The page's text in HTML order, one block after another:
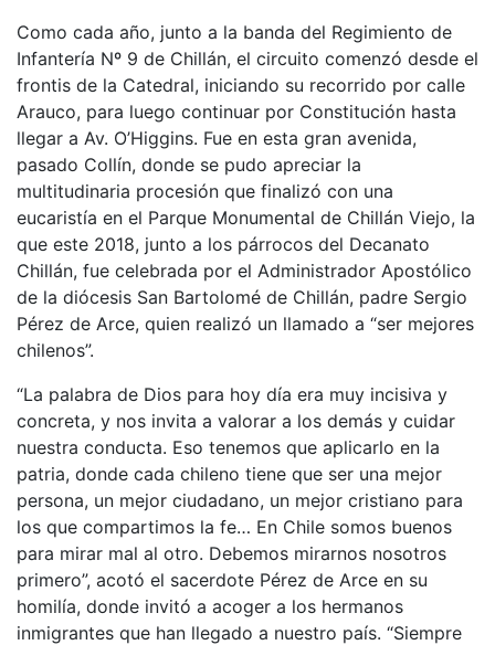
Como cada año, junto a la banda del Regimiento de
Infantería Nº 9 de Chillán, el circuito comenzó desde el
frontis de la Catedral, iniciando su recorrido por calle
Arauco, para luego continuar por Constitución hasta
llegar a Av. O’Higgins. Fue en esta gran avenida,
pasado Collín, donde se pudo apreciar la
multitudinaria procesión que finalizó con una
eucaristía en el Parque Monumental de Chillán Viejo, la
que este 2018, junto a los párrocos del Decanato
Chillán, fue celebrada por el Administrador Apostólico
de la diócesis San Bartolomé de Chillán, padre Sergio
Pérez de Arce, quien realizó un llamado a “ser mejores
chilenos”.
“La palabra de Dios para hoy día era muy incisiva y
concreta, y nos invita a valorar a los demás y cuidar
nuestra conducta. Eso tenemos que aplicarlo en la
patria, donde cada chileno tiene que ser una mejor
persona, un mejor ciudadano, un mejor cristiano para
los que compartimos la fe… En Chile somos buenos
para mirar mal al otro. Debemos mirarnos nosotros
primero”, acotó el sacerdote Pérez de Arce en su
homilía, donde invitó a acoger a los hermanos
inmigrantes que han llegado a nuestro país. “Siempre